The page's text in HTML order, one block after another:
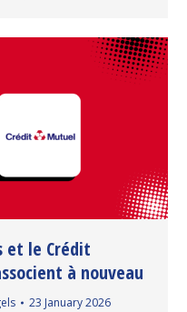
et le Crédit
à nouveau
23 January 2026